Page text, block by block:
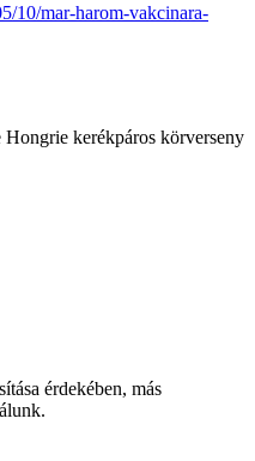
10/mar-harom-vakcinara-
kerékpáros körverseny
érdekében, más